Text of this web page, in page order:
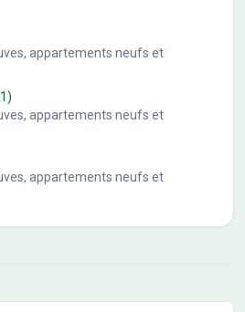
appartements neufs et
appartements neufs et
appartements neufs et